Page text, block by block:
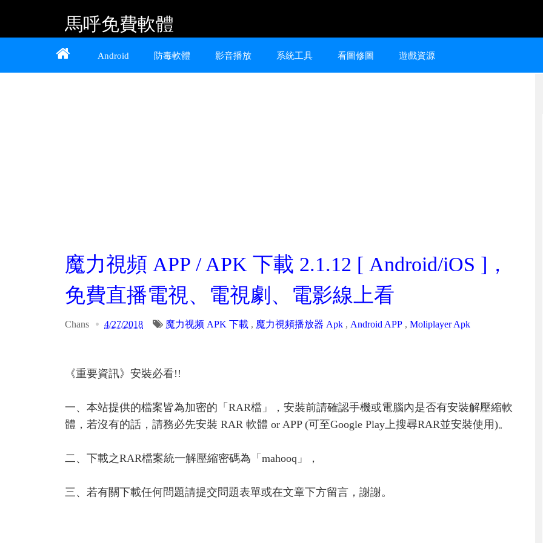
Home About Contact
馬呼免費軟體
提供 Android、iOS 好用的手機應用程式及
Android 防毒軟體 影音播放 系統工具 看圖修圖 遊戲資源
魔力視頻 APP / APK 下載 2.1.12 [ Android/iOS ]，
免費直播電視、電視劇、電影線上看
Chans 4/27/2018 魔力视频 APK 下載 , 魔力視頻播放器 Apk , Android APP , Moliplayer Apk
《重要資訊》安裝必看!!
一、本站提供的檔案皆為加密的「RAR檔」，安裝前請確認手機或電腦內是否有安裝解壓縮軟
體，若沒有的話，請務必先安裝 RAR 軟體 or APP (可至Google Play上搜尋RAR並安裝使用)。
二、下載之RAR檔案統一解壓縮密碼為「mahooq」，
三、若有關下載任何問題請提交問題表單或在文章下方留言，謝謝。